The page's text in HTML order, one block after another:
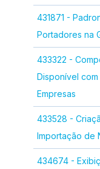
431871 -
Portadores na
433322 -
Disponível
Empresas
433528 -
Importação de
434674 -